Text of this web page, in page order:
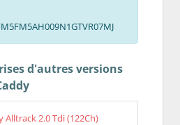
d'autres versions
Alltrack 2.0 Tdi (122Ch)